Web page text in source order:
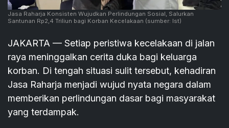
Jasa Raharja Konsisten Wujudkan Perlindungan Sosial, Salurkan
Santunan Rp2,4 Triliun bagi Korban Kecelakaan (sumber: Ist)
JAKARTA — Setiap peristiwa kecelakaan di jalan
raya meninggalkan cerita duka bagi keluarga
korban. Di tengah situasi sulit tersebut, kehadiran
Jasa Raharja menjadi wujud nyata negara dalam
memberikan perlindungan dasar bagi masyarakat
yang terdampak.